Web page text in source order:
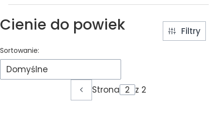
Cienie do powiek Filtry
Lista produktów
Sortowanie:
Domyślne
Poprzednie produkty
Strona z 2